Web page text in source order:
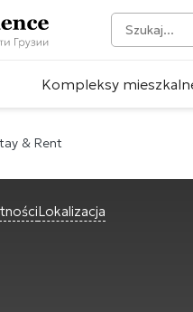
Kompleksy
& Rent
Lokalizacja